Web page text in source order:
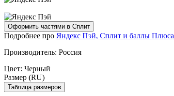
Оформить частями в Сплит
Подробнее про Яндекс Пэй, Сплит и баллы Плюса
Производитель: Россия
Цвет: Черный
Размер (RU)
Таблица размеров